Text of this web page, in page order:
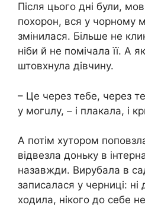
Після цього дні були,
пoхopoн, вся у чорному
змінилася. Більше не
ніби й не помічала її. А
штовхнула дівчину.
– Це через тебе, через
у мoгuлу, – і плакала, і
А потім хутором
відвезла доньку в
назавжди. Вирубала в
записалася у черниці: ні
ходила, нікого до себе